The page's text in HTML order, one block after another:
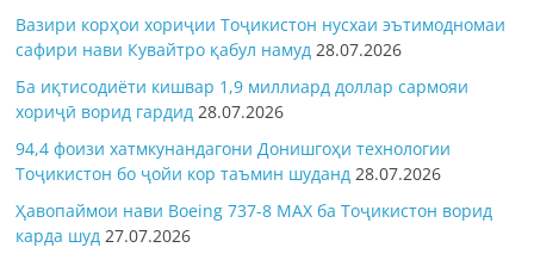
Вазири корҳои хориҷии Тоҷикистон нусхаи эътимодномаи
сафири нави Кувайтро қабул намуд 28.07.2026
Ба иқтисодиёти кишвар 1,9 миллиард доллар сармояи
хориҷӣ ворид гардид 28.07.2026
94,4 фоизи хатмкунандагони Донишгоҳи технологии
Тоҷикистон бо ҷойи кор таъмин шуданд 28.07.2026
Ҳавопаймои нави Boeing 737-8 MAX ба Тоҷикистон ворид
карда шуд 27.07.2026